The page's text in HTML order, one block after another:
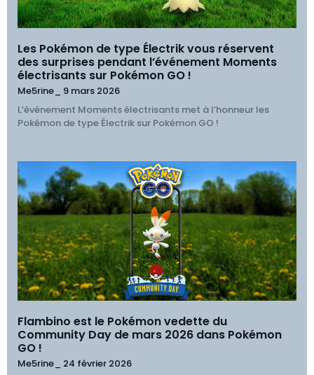
Les Pokémon de type Électrik vous réservent
des surprises pendant l’événement Moments
électrisants sur Pokémon GO !
Me5rine_ 9 mars 2026
L’événement Moments électrisants met à l’honneur les
Pokémon de type Électrik sur Pokémon GO !
Flambino est le Pokémon vedette du
Community Day de mars 2026 dans Pokémon
GO !
Me5rine_ 24 février 2026